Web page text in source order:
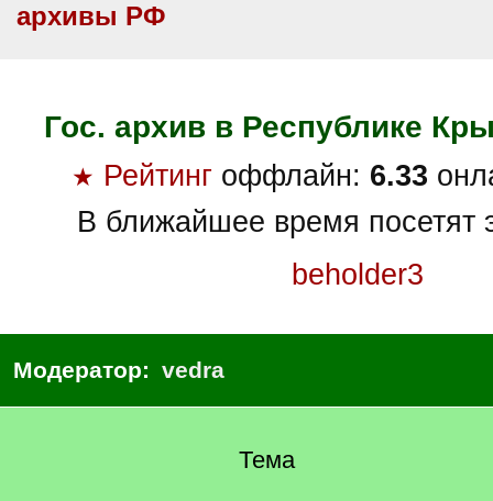
архивы РФ
Гос. архив в Республике
★ Рейтинг оффлайн: 6.33
В ближайшее время посетят
beholder3
Модератор: vedra
Тема